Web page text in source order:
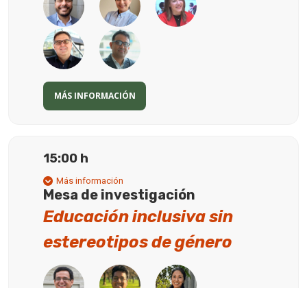
MÁS INFORMACIÓN
15:00 h
Más información
Mesa de investigación
Educación inclusiva sin
estereotipos de género